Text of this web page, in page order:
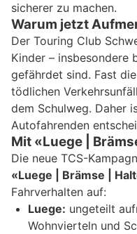
sicherer zu machen.
Warum jetzt
Der Touring Club
Kinder – insbesondere
gefährdet sind. Fast
tödlichen
dem Schulweg. Daher
Autofahrenden
Mit «Luege |
Die neue TCS-
«Luege | Brämse |
Fahrverhalten auf:
Luege: ungeteilt
Wohnvierteln und